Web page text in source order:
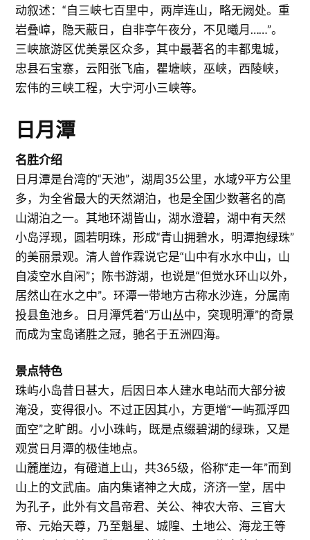
动叙述：“自三峡七百里中，两岸连山，略无阙处。重
岩叠嶂，隐天蔽日，自非亭午夜分，不见曦月……”。
三峡旅游区优美景区众多，其中最著名的丰都鬼城，
忠县石宝寨，云阳张飞庙，瞿塘峡，巫峡，西陵峡，
宏伟的三峡工程，大宁河小三峡等。
日月潭
名胜介绍
日月潭是台湾的“天池”，湖周35公里，水域9平方公里
多，为全省最大的天然湖泊，也是全国少数著名的高
山湖泊之一。其地环湖皆山，湖水澄碧，湖中有天然
小岛浮现，圆若明珠，形成“青山拥碧水，明潭抱绿珠”
的美丽景观。清人曾作霖说它是“山中有水水中山，山
自凌空水自闲”；陈书游湖，也说是“但觉水环山以外，
居然山在水之中”。环潭一带地方古称水沙连，分属南
投县鱼池乡。日月潭凭着“万山丛中，突现明潭”的奇景
而成为宝岛诸胜之冠，驰名于五洲四海。
景点特色
珠屿小岛昔日甚大，后因日本人建水电站而大部分被
淹没，变得很小。不过正因其小，方更增“一屿孤浮四
面空”之旷朗。小小珠屿，既是点缀碧湖的绿珠，又是
观赏日月潭的极佳地点。
山麓崖边，有磴道上山，共365级，俗称“走一年”而到
山上的文武庙。庙内集诸神之大成，济济一堂，居中
为孔子，此外有文昌帝君、关公、神农大帝、三官大
帝、元始天尊，乃至魁星、城隍、土地公、海龙王等